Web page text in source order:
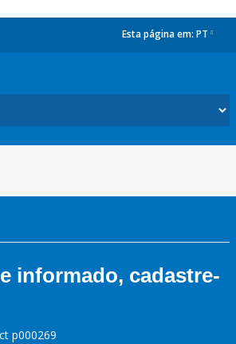
Esta página em: PT
informado, cadastre-
p000269